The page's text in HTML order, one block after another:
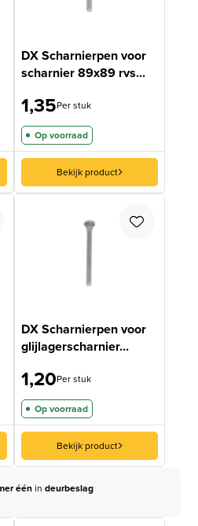
DX Scharnierpen voor
scharnier 89x89 rvs...
1,35Per stuk
Op voorraad
Bekijk product
DX Scharnierpen voor
glijlagerscharnier...
1,20Per stuk
Op voorraad
Bekijk product
éénindeurbeslag